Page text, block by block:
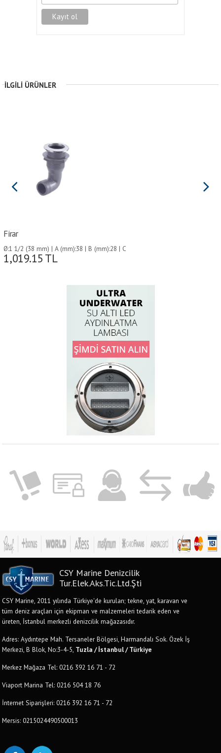
İLGILI ÜRÜNLER
Firar
Ø:1 1/2 (38 mm) | A (mm):38 | B (mm):28 | C
(mm):70 | D (mm):70 | E (mm):115 |
1,019.15 TL
CSY Marine Denizcilik
Tur.Elek.Aks.Tic.Ltd.Şti
CSY Marine, 2011 yılında Türkiye'de kurulan; tekne, yat, karavan ve
tüm deniz araçları için ekipman ve malzemeleri tedarik eden ve
üreten, İstanbul merkezli denizcilik mağazasıdır.
Adres: Aydıntepe Mah. Tersaneler Bölgesi, Harmandalı Sok. Özek İş
Merkezi, B Blok, No:3-4-5, Tuzla / İstanbul / Türkiye
Merkez Mağaza Tel: 0216 392 16 71 - 72
Viaport Marina Tel: 0216 504 18 76
İnternet Siparişleri: 0216 392 16 71 - 72
Mersis: 0215024490500013